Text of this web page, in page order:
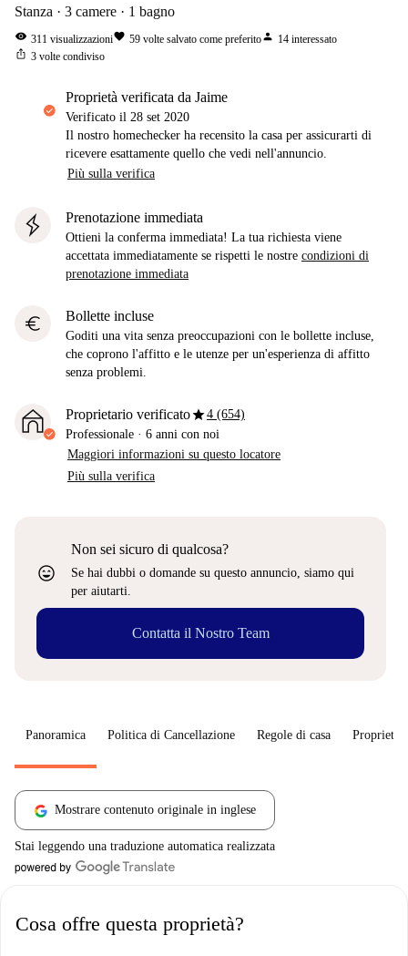
Stanza 3 camere 1 bagno
visibility 311 visualizzazionifavorite 59 volte salvato come preferitoperson 14 interessato
ios_share 3 volte condiviso
proprietà verificata da Jaime
Verificato il 28 set 2020
Il nostro homechecker ha recensito la casa per assicurarti di
ricevere esattamente quello che vedi nell'annuncio.
Più sulla verifica
Prenotazione immediata
Ottieni la conferma immediata! La tua richiesta viene
accettata immediatamente se rispetti le nostre condizioni di
prenotazione immediata
euro Bollette incluse
Goditi una vita senza preoccupazioni con le bollette incluse,
che coprono l'affitto e le utenze per un'esperienza di affitto
senza problemi.
Proprietario verificatostar4 (654)
Professionale · 6 anni con noi
Maggiori informazioni su questo locatore
Più sulla verifica
sentiment_very_satisfied
Non sei sicuro di qualcosa?
Se hai dubbi o domande su questo annuncio, siamo qui
per aiutarti.
Contatta il Nostro Team
Panoramica Politica di Cancellazione Regole di casa
Mostrare contenuto originale in inglese
Stai leggendo una traduzione automatica realizzata
Cosa offre questa proprietà?